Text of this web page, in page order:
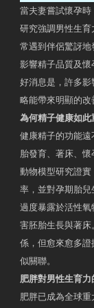
當夫妻嘗試懷孕
研究強調男性生
常遇到伴侶驚訝
影響精子品質及懷
好消息是，許多
略能帶來明顯的改
為何精子健康如此
健康精子的功能
胎發育、著床、懷
動物模型研究證
率，並對孕期胎
過度暴露於活性
害胚胎生長與著
係，但愈來愈多
似關聯。
肥胖對男性生育力
肥胖已成為全球